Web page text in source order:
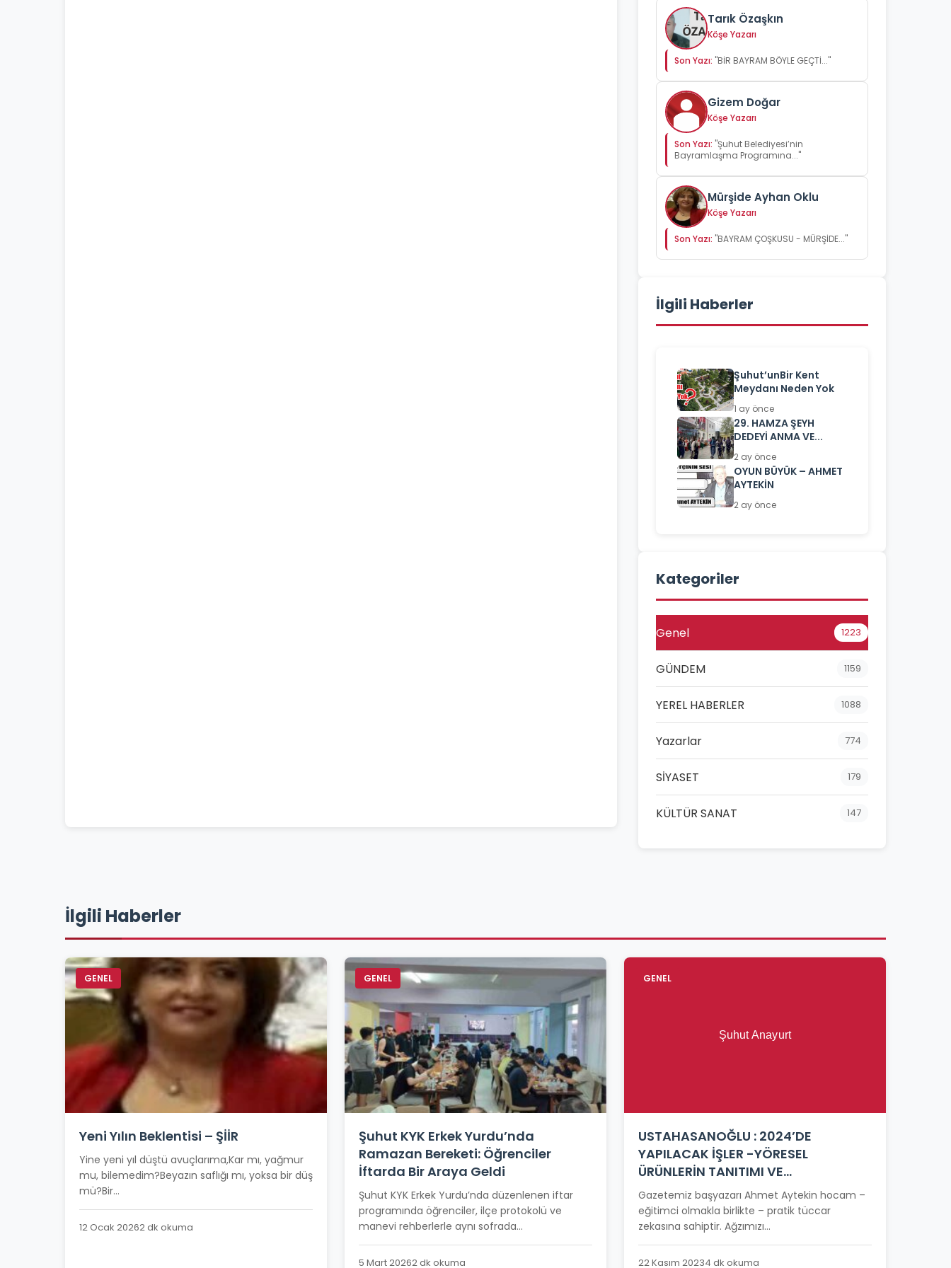
Tarık Özaşkın
Köşe Yazarı
Son Yazı: "BİR BAYRAM BÖYLE GEÇTİ..."
Gizem Doğar
Köşe Yazarı
Son Yazı: "Şuhut Belediyesi’nin
Bayramlaşma Programına..."
Mürşide Ayhan Oklu
Köşe Yazarı
Son Yazı: "BAYRAM ÇOŞKUSU - MÜRŞİDE..."
İlgili Haberler
Şuhut’unBir Kent
Meydanı Neden Yok
1 ay önce
29. HAMZA ŞEYH
DEDEYİ ANMA VE...
2 ay önce
OYUN BÜYÜK – AHMET
AYTEKİN
2 ay önce
Kategoriler
Genel 1223
GÜNDEM 1159
YEREL HABERLER 1088
Yazarlar 774
SİYASET 179
KÜLTÜR SANAT 147
İlgili Haberler
GENEL
Yeni Yılın Beklentisi – ŞİİR
Yine yeni yıl düştü avuçlarıma,Kar mı, yağmur
mu, bilemedim?Beyazın saflığı mı, yoksa bir düş
mü?Bir...
12 Ocak 20262 dk okuma
GENEL
Şuhut KYK Erkek Yurdu’nda
Ramazan Bereketi: Öğrenciler
İftarda Bir Araya Geldi
Şuhut KYK Erkek Yurdu’nda düzenlenen iftar
programında öğrenciler, ilçe protokolü ve
manevi rehberlerle aynı sofrada...
5 Mart 20262 dk okuma
GENEL
USTAHASANOĞLU : 2024’DE
YAPILACAK İŞLER -YÖRESEL
ÜRÜNLERİN TANITIMI VE
PAZARLANMASI-
Gazetemiz başyazarı Ahmet Aytekin hocam –
eğitimci olmakla birlikte – pratik tüccar
zekasına sahiptir. Ağzımızı...
22 Kasım 20234 dk okuma